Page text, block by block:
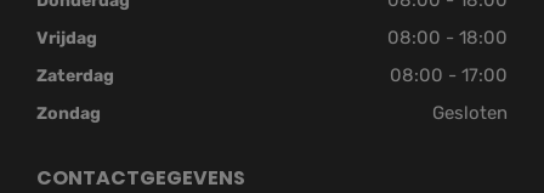
Vrijdag 08:00 - 18:00
Zaterdag 08:00 - 17:00
Zondag Gesloten
CONTACTGEGEVENS